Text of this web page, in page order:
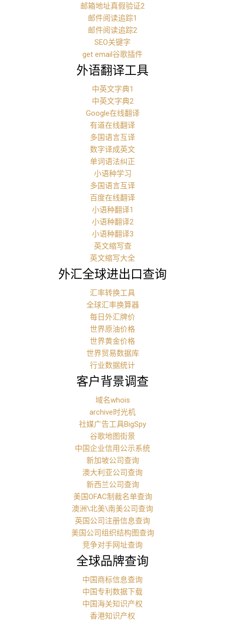
邮箱地址真假验证2
邮件阅读追踪1
邮件阅读追踪2
SEO关键字
get email谷歌插件
外语翻译工具
中英文字典1
中英文字典2
Google在线翻译
有道在线翻译
多国语言互译
数字译成英文
单词语法纠正
小语种学习
多国语言互译
百度在线翻译
小语种翻译1
小语种翻译2
小语种翻译3
英文缩写查
英文缩写大全
外汇全球进出口查询
汇率转换工具
全球汇率换算器
每日外汇牌价
世界原油价格
世界黄金价格
世界贸易数据库
行业数据统计
客户背景调查
域名whois
archive时光机
社媒广告工具BigSpy
谷歌地图街景
中国企业信用公示系统
新加坡公司查询
澳大利亚公司查询
新西兰公司查询
美国OFAC制裁名单查询
澳洲\北美\南美公司查询
英国公司注册信息查询
美国公司组织结构图查询
竞争对手网址查询
全球品牌查询
中国商标信息查询
中国专利数据下载
中国海关知识产权
香港知识产权